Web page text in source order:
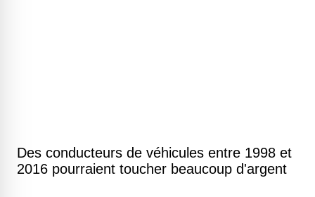
Des conducteurs de véhicules entre 1998 et
2016 pourraient toucher beaucoup d'argent